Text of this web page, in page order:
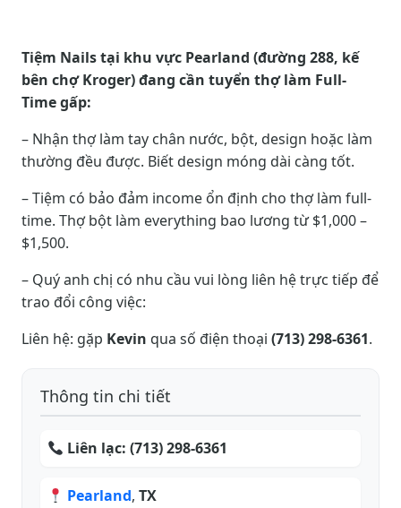
Tiệm Nails tại khu vực Pearland (đường 288, kế
bên chợ Kroger) đang cần tuyển thợ làm Full-
Time gấp:
– Nhận thợ làm tay chân nước, bột, design hoặc làm
thường đều được. Biết design móng dài càng tốt.
– Tiệm có bảo đảm income ổn định cho thợ làm full-
time. Thợ bột làm everything bao lương từ $1,000 –
$1,500.
– Quý anh chị có nhu cầu vui lòng liên hệ trực tiếp để
trao đổi công việc:
Liên hệ: gặp Kevin qua số điện thoại (713) 298-6361.
Thông tin chi tiết
Liên lạc:(713) 298-6361
Pearland,TX